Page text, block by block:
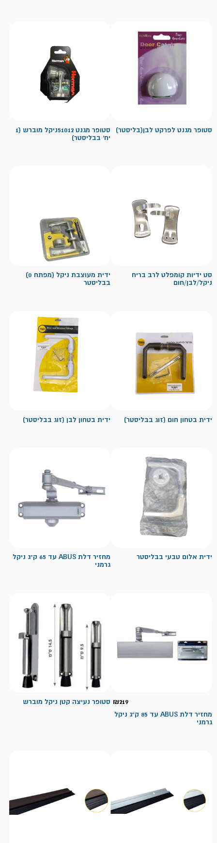
סטופר מגנט לפרקט לבן(בליסטר)
סטופר מגנט 51012ניקל מוברש (1
יח' בבליסטר)
סט ידיות קומפלט לרב בריח
ניקל/לבן/חום
ידית מעוצבת ניקל (מפתח 0)
בבליסטר
ידית בטחון חום (זוג בבליסטר) ידית בטחון לבן (זוג בבליסטר)
ידית אלום טבעי בבליסטר
מחזיר דלת ABUS עד 65 ק"ג ניקל
גרמני
₪219
מחזיר דלת ABUS עד 85 ק"ג ניקל
גרמני
סטופר נעיצה קטן ניקל מוברש